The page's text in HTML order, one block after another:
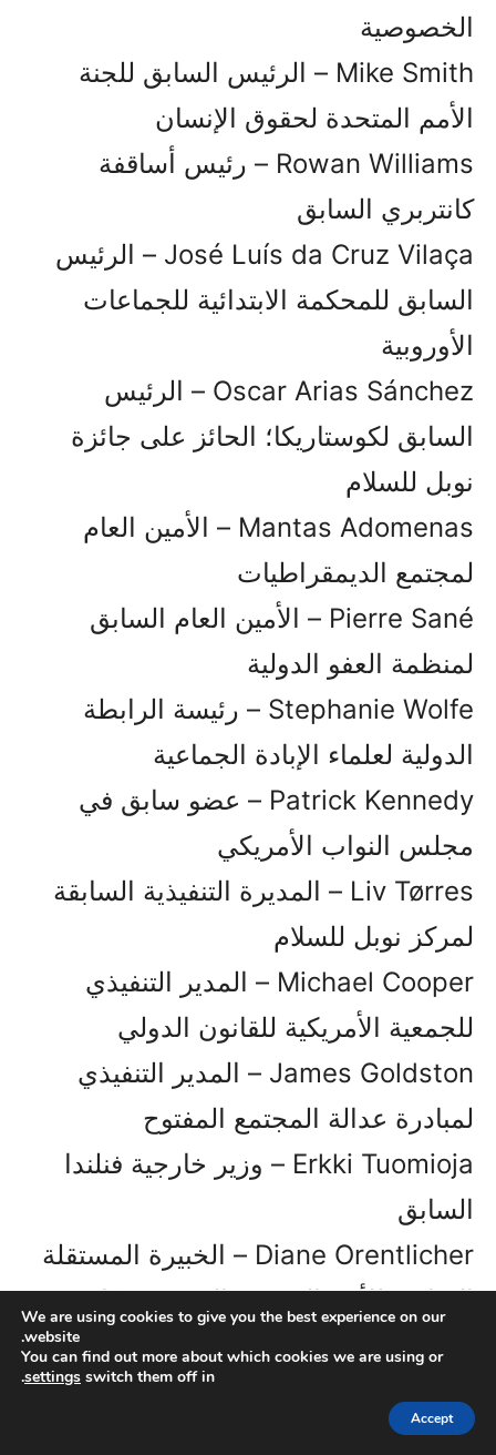
الخصوصية
Mike Smith – الرئيس السابق للجنة
الأمم المتحدة لحقوق الإنسان
Rowan Williams – رئيس أساقفة
كانتربري السابق
José Luís da Cruz Vilaça – الرئيس
السابق للمحكمة الابتدائية للجماعات
الأوروبية
Oscar Arias Sánchez – الرئيس
السابق لكوستاريكا؛ الحائز على جائزة
نوبل للسلام
Mantas Adomenas – الأمين العام
لمجتمع الديمقراطيات
Pierre Sané – الأمين العام السابق
لمنظمة العفو الدولية
Stephanie Wolfe – رئيسة الرابطة
الدولية لعلماء الإبادة الجماعية
Patrick Kennedy – عضو سابق في
مجلس النواب الأمريكي
Liv Tørres – المديرة التنفيذية السابقة
لمركز نوبل للسلام
Michael Cooper – المدير التنفيذي
للجمعية الأمريكية للقانون الدولي
James Goldston – المدير التنفيذي
لمبادرة عدالة المجتمع المفتوح
Erkki Tuomioja – وزير خارجية فنلندا
السابق
Diane Orentlicher – الخبيرة المستقلة
السابقة للأمم المتحدة المعنية بمكافحة
الإفلات من العقاب
Anders Wijkman – الأمين العام
المساعد السابق للأمم المتحدة
We are using cookies to give you the best experience on our
website.
You can find out more about which cookies we are using or
switch them off in
settings
.
Accept